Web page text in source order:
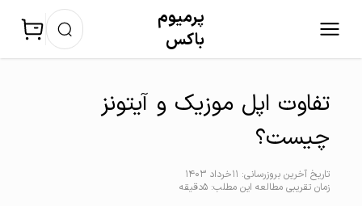
پرمیوم‌
باکس
تفاوت اپل موزیک و آیتونز
چیست؟
تاریخ آخرین بروزرسانی: 11خرداد 1403
زمان تقریبی مطالعه این مطلب: 5دقیقه